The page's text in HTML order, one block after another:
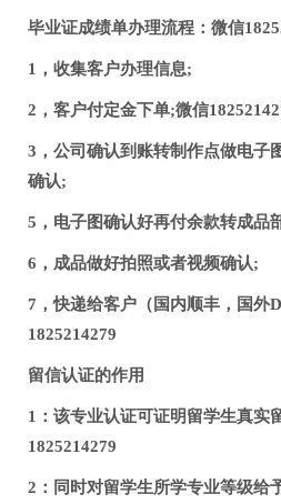
毕业证成绩单办理流程：微信
1，收集客户办理信息;
2，客户付定金下单;微信
3，公司确认到账转制作点做电子
确认;
5，电子图确认好再付余款转成品
6，成品做好拍照或者视频确认;
7，快递给客户（国内顺丰，国外
1825214279
留信认证的作用
1：该专业认证可证明留学生真实
1825214279
2：同时对留学生所学专业等级给